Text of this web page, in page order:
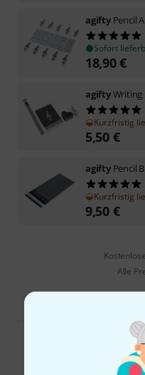
agifty Pencil
Sofort
18,90€
agiftyWriting
Kurzfristig
5,50 €
agifty Pencil
Kurzfristig
9,50 €
Alle
Gefällt